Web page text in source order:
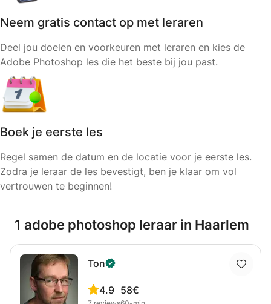
Neem gratis contact op met leraren
Deel jou doelen en voorkeuren met leraren en kies de
Adobe Photoshop les die het beste bij jou past.
Boek je eerste les
Regel samen de datum en de locatie voor je eerste les.
Zodra je leraar de les bevestigt, ben je klaar om vol
vertrouwen te beginnen!
1 adobe photoshop leraar in Haarlem
Ton
4.9 58€